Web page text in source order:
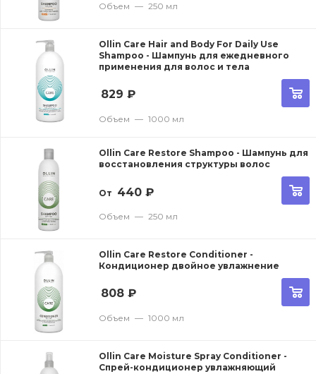
Объем — 250 мл
Ollin Care Hair and Body For Daily Use
Shampoo - Шампунь для ежедневного
применения для волос и тела
829 ₽
Объем — 1000 мл
Ollin Care Restore Shampoo - Шампунь для
восстановления структуры волос
От 440 ₽
Объем — 250 мл
Ollin Care Restore Conditioner -
Кондиционер двойное увлажнение
808 ₽
Объем — 1000 мл
Ollin Care Moisture Spray Conditioner -
Спрей-кондиционер увлажняющий